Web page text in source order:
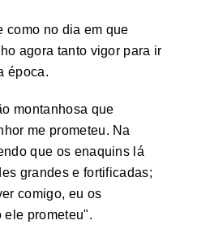
como no dia em que
agora tanto vigor para ir
época.
montanhosa que
me prometeu. Na
que os enaquins lá
grandes e fortificadas;
comigo, eu os
ele prometeu".